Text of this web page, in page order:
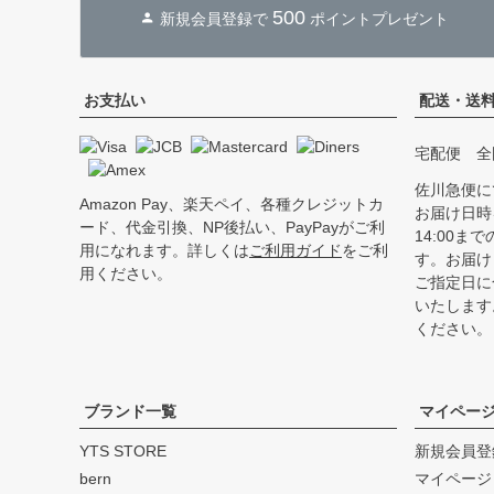
新規会員登録で 500ポイントプレゼント
お支払い
Amazon Pay、楽天ペイ、各種クレジットカ
ード、代金引換、NP後払い、PayPayがご利
用になれます。詳しくはご利用ガイドをご利
用ください。
配送・送
宅配便 全
佐川急便
お届け日
14:00まで
す。お届
ご指定日
いたしま
ください。
ブランド一覧
YTS STORE
bern
マイペー
新規会員
マイページ